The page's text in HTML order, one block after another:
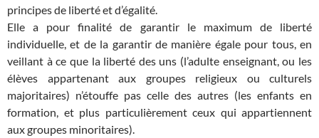
principes de liberté et d’égalité.
Elle a pour finalité de garantir le maximum de liberté
individuelle, et de la garantir de manière égale pour tous, en
veillant à ce que la liberté des uns (l’adulte enseignant, ou les
élèves appartenant aux groupes religieux ou culturels
majoritaires) n’étouffe pas celle des autres (les enfants en
formation, et plus particulièrement ceux qui appartiennent
aux groupes minoritaires).